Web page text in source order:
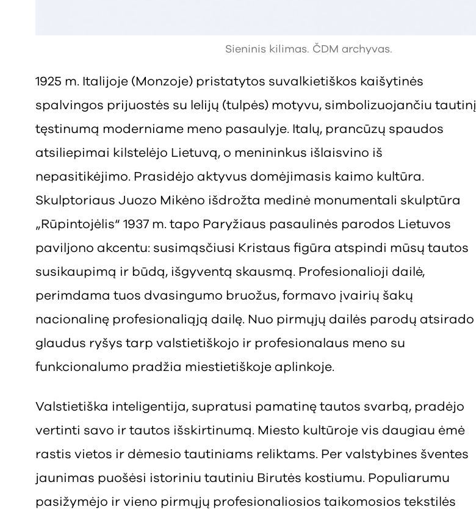
Sieninis kilimas. ČDM archyvas.
1925 m. Italijoje (Monzoje) pristatytos suvalkietiškos kaišytinės
spalvingos prijuostės su lelijų (tulpės) motyvu, simbolizuojančiu tautinį
tęstinumą moderniame meno pasaulyje. Italų, prancūzų spaudos
atsiliepimai kilstelėjo Lietuvą, o menininkus išlaisvino iš
nepasitikėjimo. Prasidėjo aktyvus domėjimasis kaimo kultūra.
Skulptoriaus Juozo Mikėno išdrožta medinė monumentali skulptūra
„Rūpintojėlis“ 1937 m. tapo Paryžiaus pasaulinės parodos Lietuvos
paviljono akcentu: susimąsčiusi Kristaus figūra atspindi mūsų tautos
susikaupimą ir būdą, išgyventą skausmą. Profesionalioji dailė,
perimdama tuos dvasingumo bruožus, formavo įvairių šakų
nacionalinę profesionaliąją dailę. Nuo pirmųjų dailės parodų atsirado
glaudus ryšys tarp valstietiškojo ir profesionalaus meno su
funkcionalumo pradžia miestietiškoje aplinkoje.
Valstietiška inteligentija, supratusi pamatinę tautos svarbą, pradėjo
vertinti savo ir tautos išskirtinumą. Miesto kultūroje vis daugiau ėmė
rastis vietos ir dėmesio tautiniams reliktams. Per valstybines šventes
jaunimas puošėsi istoriniu tautiniu Birutės kostiumu. Populiarumu
pasižymėjo ir vieno pirmųjų profesionaliosios taikomosios tekstilės